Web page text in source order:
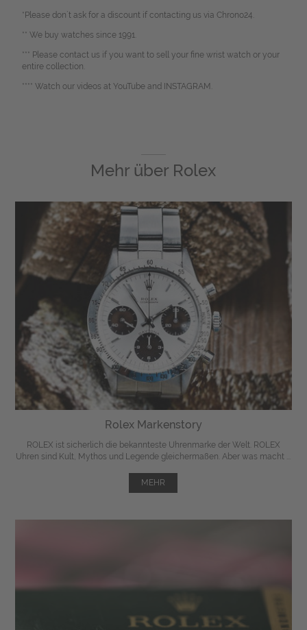
*Please don`t ask for a discount if contacting us via Chrono24.
** We buy watches since 1991.
*** Please contact us if you want to sell your fine wrist watch or your
entire collection.
**** Watch our videos at YouTube and INSTAGRAM.
Mehr über Rolex
Rolex Markenstory
ROLEX ist sicherlich die bekannteste Uhrenmarke der Welt. ROLEX
Uhren sind Kult, Mythos und Legende gleichermaßen. Aber was macht ...
MEHR